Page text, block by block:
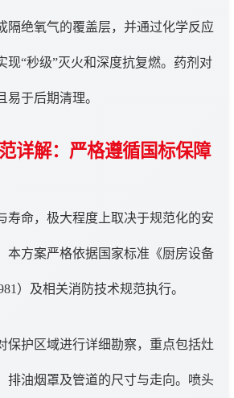
隔绝氧气的覆盖层，并通过化学反应
现“秒级”灭火和深度抗复燃。药剂对
易于后期清理。
详解：严格遵循国标保障
寿命，极大程度上取决于规范化的安
本方案严格依据国家标准《厨房设备
）及相关消防技术规范执行。
保护区域进行详细勘察，重点包括灶
排油烟罩及管道的尺寸与走向。喷头